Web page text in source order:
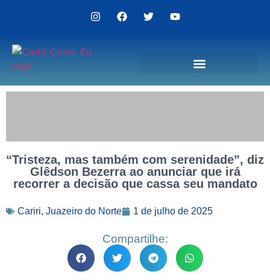
“Tristeza, mas também com serenidade”, diz
Glêdson Bezerra ao anunciar que irá
recorrer a decisão que cassa seu mandato
Cariri, Juazeiro do Norte 1 de julho de 2025
Compartilhe: